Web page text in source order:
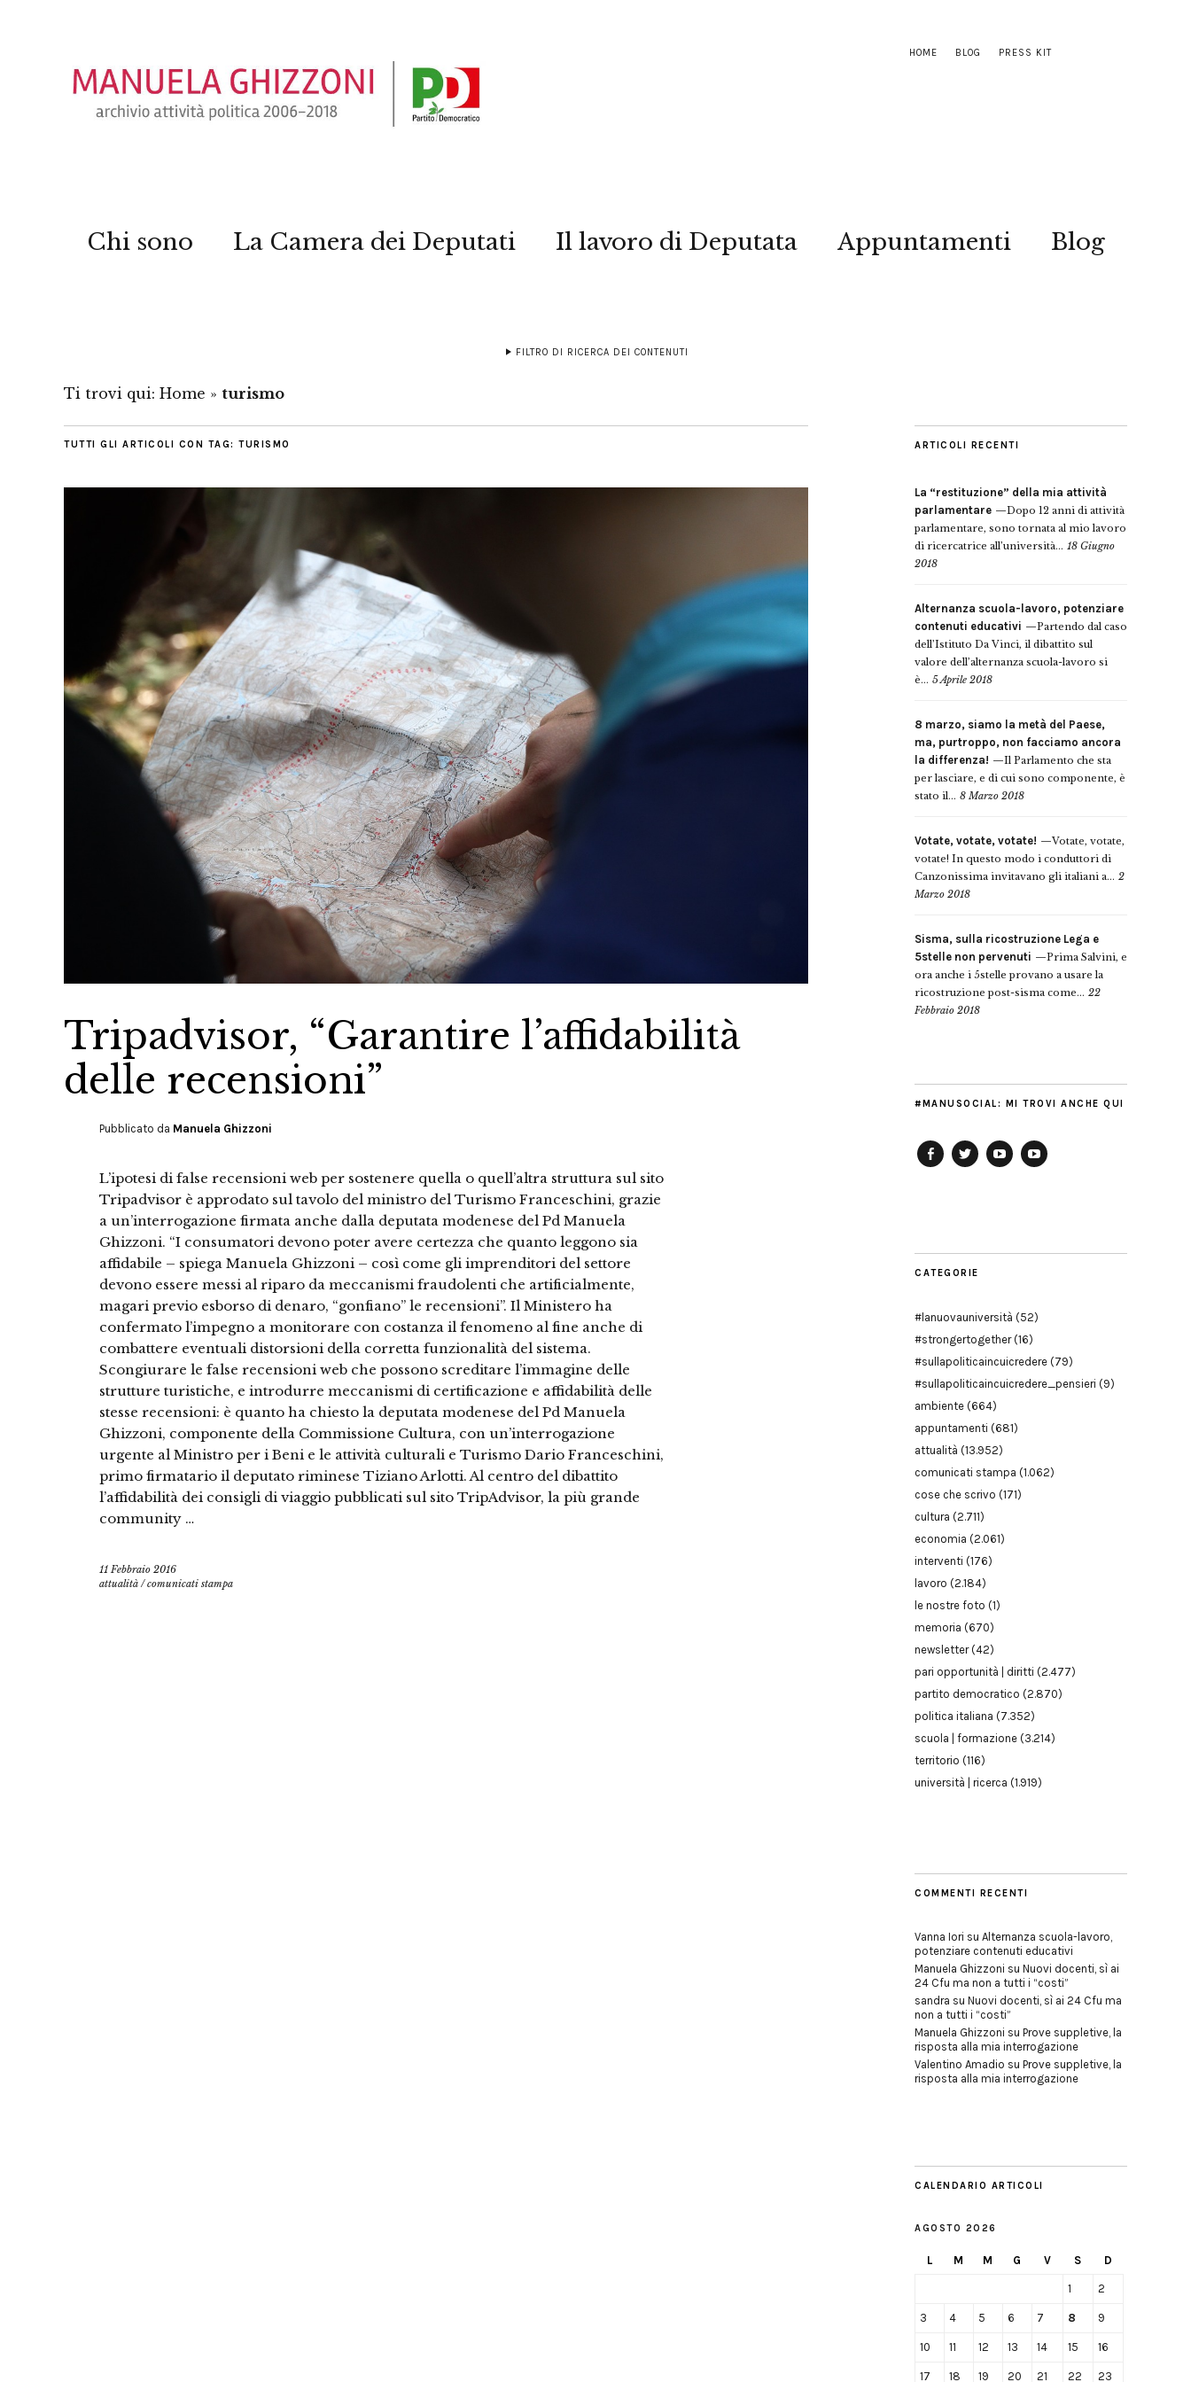
HOME BLOG PRESS KIT
Chi sono La Camera dei Deputati Il lavoro di Deputata Appuntamenti Blog
FILTRO DI RICERCA DEI CONTENUTI
Ti trovi qui: Home » turismo
TUTTI GLI ARTICOLI CON TAG: TURISMO
Tripadvisor, “Garantire l’affidabilità
delle recensioni”
Pubblicato da Manuela Ghizzoni
L’ipotesi di false recensioni web per sostenere quella o quell’altra struttura sul sito
Tripadvisor è approdato sul tavolo del ministro del Turismo Franceschini, grazie
a un’interrogazione firmata anche dalla deputata modenese del Pd Manuela
Ghizzoni. “I consumatori devono poter avere certezza che quanto leggono sia
affidabile – spiega Manuela Ghizzoni – così come gli imprenditori del settore
devono essere messi al riparo da meccanismi fraudolenti che artificialmente,
magari previo esborso di denaro, “gonfiano” le recensioni”. Il Ministero ha
confermato l’impegno a monitorare con costanza il fenomeno al fine anche di
combattere eventuali distorsioni della corretta funzionalità del sistema.
Scongiurare le false recensioni web che possono screditare l’immagine delle
strutture turistiche, e introdurre meccanismi di certificazione e affidabilità delle
stesse recensioni: è quanto ha chiesto la deputata modenese del Pd Manuela
Ghizzoni, componente della Commissione Cultura, con un’interrogazione
urgente al Ministro per i Beni e le attività culturali e Turismo Dario Franceschini,
primo firmatario il deputato riminese Tiziano Arlotti. Al centro del dibattito
l’affidabilità dei consigli di viaggio pubblicati sul sito TripAdvisor, la più grande
community …
11 Febbraio 2016
attualità /comunicati stampa
ARTICOLI RECENTI
La “restituzione” della mia attività
parlamentare
Dopo 12 anni di attività
parlamentare, sono tornata al mio lavoro
di ricercatrice all’università... 18 Giugno
2018
Alternanza scuola-lavoro, potenziare
contenuti educativi
Partendo dal caso
dell’Istituto Da Vinci, il dibattito sul
valore dell’alternanza scuola-lavoro si
è... 5 Aprile 2018
8 marzo, siamo la metà del Paese,
ma, purtroppo, non facciamo ancora
la differenza!
Il Parlamento che sta
per lasciare, e di cui sono componente, è
stato il... 8 Marzo 2018
Votate, votate, votate!
Votate, votate,
votate! In questo modo i conduttori di
Canzonissima invitavano gli italiani a... 2
Marzo 2018
Sisma, sulla ricostruzione Lega e
5stelle non pervenuti
Prima Salvini, e
ora anche i 5stelle provano a usare la
ricostruzione post-sisma come... 22
Febbraio 2018
#MANUSOCIAL: MI TROVI ANCHE QUI
CATEGORIE
#lanuovauniversità (52)
#strongertogether(16)
#sullapoliticaincuicredere (79)
#sullapoliticaincuicredere_pensieri (9)
ambiente (664)
appuntamenti (681)
attualità (13.952)
comunicati stampa (1.062)
cose che scrivo (171)
cultura (2.711)
economia (2.061)
interventi (176)
lavoro (2.184)
le nostre foto (1)
memoria (670)
newsletter(42)
pari opportunità | diritti (2.477)
partito democratico (2.870)
politica italiana (7.352)
scuola | formazione (3.214)
territorio (116)
università | ricerca (1.919)
COMMENTI RECENTI
Vanna Iori su Alternanza scuola-lavoro,
potenziare contenuti educativi
Manuela Ghizzoni su Nuovi docenti, sì ai
24 Cfu ma non a tutti i “costi”
sandra su Nuovi docenti, sì ai 24 Cfu ma
non a tutti i “costi”
Manuela Ghizzoni su Prove suppletive, la
risposta alla mia interrogazione
Valentino Amadio su Prove suppletive, la
risposta alla mia interrogazione
CALENDARIO ARTICOLI
AGOSTO 2026
L M M G V S D
1 2
3 4 5 6 7 8 9
10 11 12 13 14 15 16
17 18 19 20 21 22 23